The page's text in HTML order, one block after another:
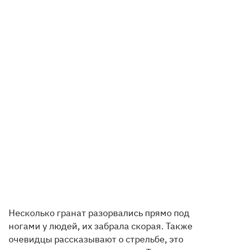
Несколько гранат разорвались прямо под
ногами у людей, их забрала скорая. Также
очевидцы рассказывают о стрельбе, это